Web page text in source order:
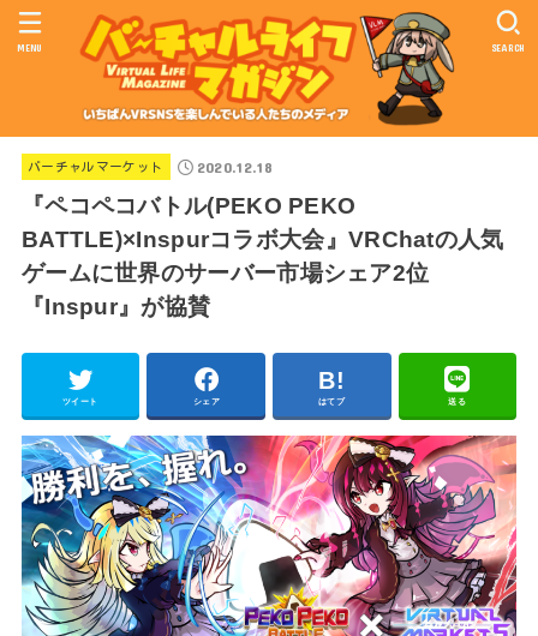
SEARCH
MENU
バーチャルマーケット 2020.12.18
『ペコペコバトル(PEKO PEKO
BATTLE)×Inspurコラボ大会』VRChatの人気
ゲームに世界のサーバー市場シェア2位
『Inspur』が協賛
ツイート シェア はてブ 送る